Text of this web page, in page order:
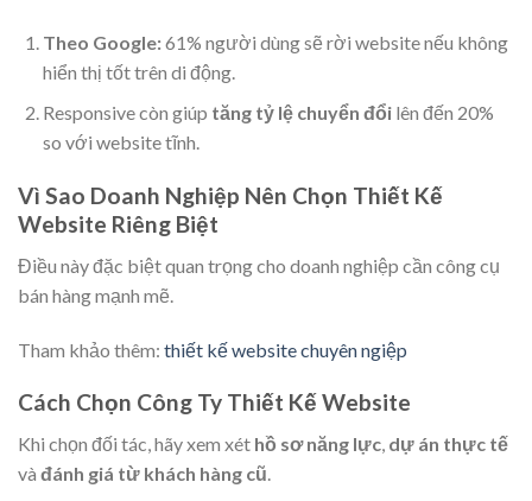
Theo Google:61% người dùng sẽ rời website nếu không
hiển thị tốt trên di động.
Responsive còn giúp tăng tỷ lệ chuyển đổilên đến 20%
so với website tĩnh.
Vì Sao Doanh Nghiệp Nên Chọn Thiết Kế
Website Riêng Biệt
Điều này đặc biệt quan trọng cho doanh nghiệp cần công cụ
bán hàng mạnh mẽ.
Tham khảo thêm: thiết kế website chuyên ngiệp
Cách Chọn Công Ty Thiết Kế Website
Khi chọn đối tác, hãy xem xét hồ sơ năng lực, dự án thực tế
và đánh giá từ khách hàng cũ.